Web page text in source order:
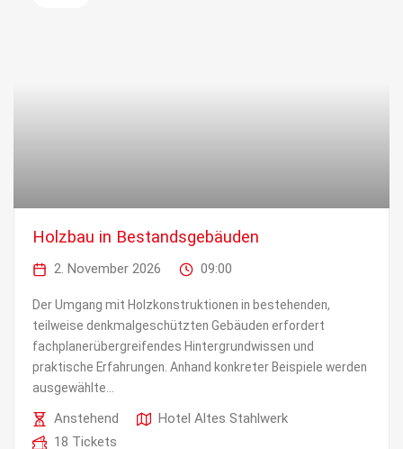
Holzbau in Bestandsgebäuden
2. November 2026 09:00
Der Umgang mit Holzkonstruktionen in bestehenden,
teilweise denkmalgeschützten Gebäuden erfordert
fachplanerübergreifendes Hintergrundwissen und
praktische Erfahrungen. Anhand konkreter Beispiele werden
ausgewählte...
Anstehend
Hotel Altes Stahlwerk
18 Tickets